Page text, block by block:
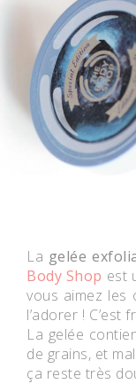
La gelée
Body Shop est
vous aimez les
l’adorer ! C’est
La gelée
de grains, et
ça reste très